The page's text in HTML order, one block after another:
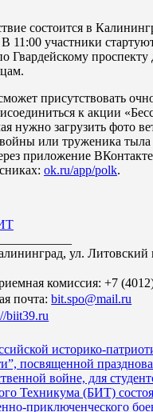
состоится в
11:00 участники
Гвардейскому
присутствовать
к акции
нужно загрузить фото
или труженика тыла
приложение
ok.ru/app/polk.
ул. Литовский
комиссия: +7
почта:bit.spo@mail.ru
biit39.ru
историко-
посвященной
войне, для
Техникума (БИТ)
приключенческого